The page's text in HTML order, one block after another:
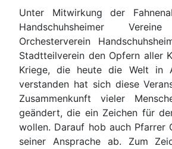
Unter Mitwirkung der
Handschuhsheimer
Orchesterverein
Stadtteilverein den Opfern aller
Kriege, die heute die Welt in
verstanden hat sich diese
Zusammenkunft vieler
geändert, die ein Zeichen für
wollen. Darauf hob auch Pfarrer
seiner Ansprache ab. Zum